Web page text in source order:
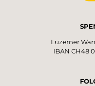
Luzerner
IBAN CH48